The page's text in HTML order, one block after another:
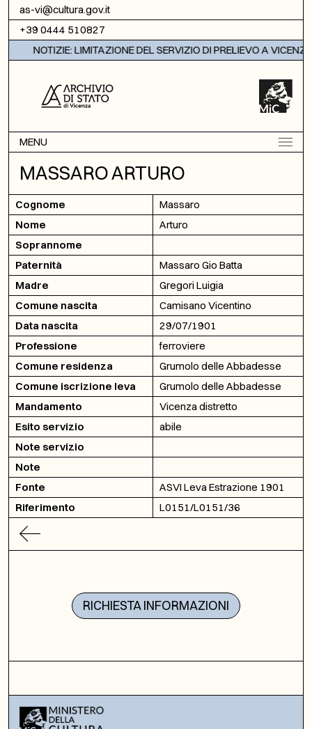
Vai al contenuto
as-vi@cultura.gov.it
+39 0444 510827
NOTIZIE: LIMITAZIONE DEL SERVIZIO DI PRELIEVO A VICENZA
MENU
MASSARO ARTURO
Cognome
Massaro
Nome
Arturo
Soprannome
Paternità
Massaro Gio Batta
Madre
Gregori Luigia
Comune nascita
Camisano Vicentino
Data nascita
29/07/1901
Professione
ferroviere
Comune residenza
Grumolo delle Abbadesse
Comune iscrizione leva
Grumolo delle Abbadesse
Mandamento
Vicenza distretto
Esito servizio
abile
Note servizio
Note
Fonte
ASVI Leva Estrazione 1901
Riferimento
L0151/L0151/36
RICHIESTA INFORMAZIONI